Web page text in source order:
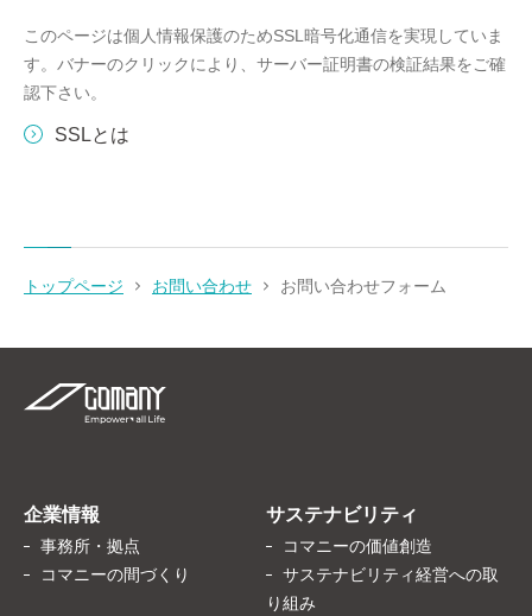
このページは個人情報保護のためSSL暗号化通信を実現していま
す。バナーのクリックにより、サーバー証明書の検証結果をご確
認下さい。
SSLとは
トップページ お問い合わせ お問い合わせフォーム
企業情報
事務所・拠点
コマニーの間づくり
サステナビリティ
コマニーの価値創造
サステナビリティ経営への取
り組み